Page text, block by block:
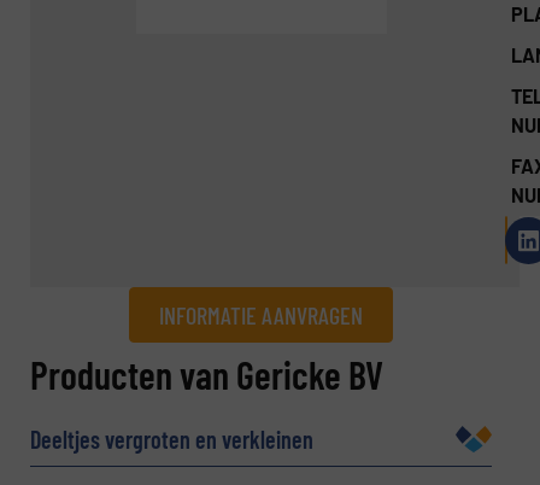
INFORMATIE AANVRAGEN
Informatie aanvragen
Producten van Gericke BV
Deeltjes vergroten en verkleinen